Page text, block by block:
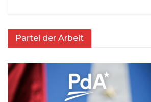
Partei der Arbeit